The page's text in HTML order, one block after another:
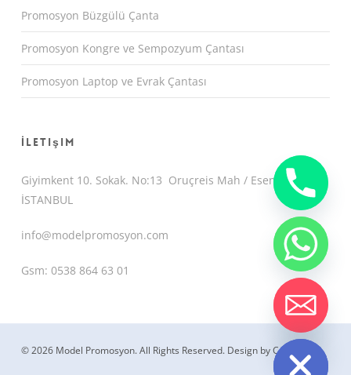
Promosyon Büzgülü Çanta
Promosyon Kongre ve Sempozyum Çantası
Promosyon Laptop ve Evrak Çantası
İletişim
Giyimkent 10. Sokak. No:13 Oruçreis Mah / Esenler /
İSTANBUL
info@modelpromosyon.com
Gsm: 0538 864 63 01
© 2026 Model Promosyon. All Rights Reserved. Design by CemUyguc
Hide
chaty